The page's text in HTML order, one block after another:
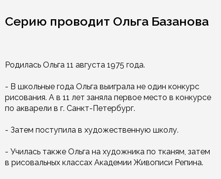
Серию проводит Ольга Базанова
Родилась Ольга 11 августа 1975 года.
- В школьные года Ольга выиграла не один конкурс
рисования. А в 11 лет заняла первое место в конкурсе
по акварели в г. Санкт-Петербург.
- Затем поступила в художественную школу.
- Училась также Ольга на художника по тканям, затем
в рисовальных классах Академии Живописи Репина.